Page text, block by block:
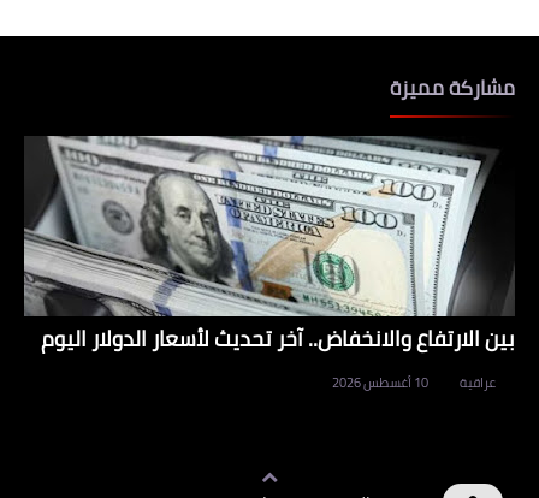
مشاركة مميزة
بين الارتفاع والانخفاض.. آخر تحديث لأسعار الدولار اليوم
عراقية 10 أغسطس 2026